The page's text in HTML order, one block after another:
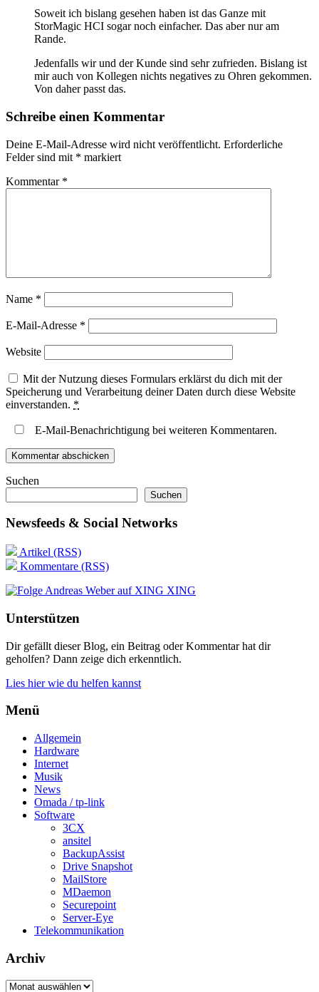
Soweit ich bislang gesehen haben ist das Ganze mit
StorMagic HCI sogar noch einfacher. Das aber nur am
Rande.
Jedenfalls wir und der Kunde sind sehr zufrieden. Bislang ist
mir auch von Kollegen nichts negatives zu Ohren gekommen.
Von daher passt das.
Schreibe einen Kommentar
Deine E-Mail-Adresse wird nicht veröffentlicht. Erforderliche
Felder sind mit * markiert
Kommentar *
Name *
E-Mail-Adresse *
Website
Mit der Nutzung dieses Formulars erklärst du dich mit der
Speicherung und Verarbeitung deiner Daten durch diese Website
einverstanden. *
E-Mail-Benachrichtigung bei weiteren Kommentaren.
Suchen
Suchen
Newsfeeds & Social Networks
Artikel (RSS)
Kommentare (RSS)
XING
Unterstützen
Dir gefällt dieser Blog, ein Beitrag oder Kommentar hat dir
geholfen? Dann zeige dich erkenntlich.
Lies hier wie du helfen kannst
Menü
Allgemein
Hardware
Internet
Musik
News
Omada / tp-link
Software
3CX
ansitel
BackupAssist
Drive Snapshot
MailStore
MDaemon
Securepoint
Server-Eye
Telekommunikation
Archiv
Archiv